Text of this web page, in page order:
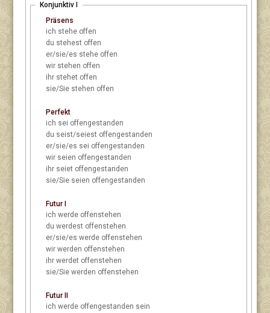
Konjunktiv I
Präsens
ich stehe offen
du stehest offen
er/sie/es stehe offen
wir stehen offen
ihr stehet offen
sie/Sie stehen offen
Perfekt
ich sei offengestanden
du seist/seiest offengestanden
er/sie/es sei offengestanden
wir seien offengestanden
ihr seiet offengestanden
sie/Sie seien offengestanden
Futur I
ich werde offenstehen
du werdest offenstehen
er/sie/es werde offenstehen
wir werden offenstehen
ihr werdet offenstehen
sie/Sie werden offenstehen
Futur II
ich
werde offengestanden sein